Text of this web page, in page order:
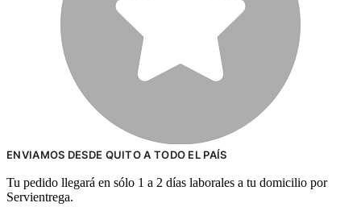
ENVIAMOS DESDE QUITO A TODO EL PAÍS
Tu pedido llegará en sólo 1 a 2 días laborales a tu domicilio por
Servientrega.